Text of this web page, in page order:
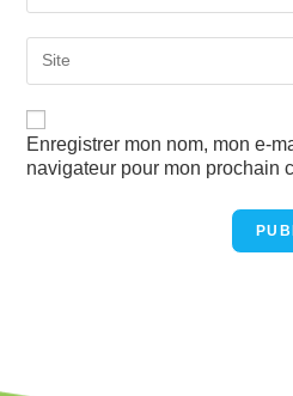
Enregistrer mon nom, mon e-
navigateur pour mon prochain